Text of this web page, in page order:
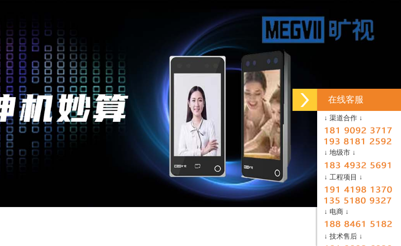
在线客服
↓ 渠道合作 ↓
↓ 地级市 ↓
↓ 工程项目 ↓
↓ 电商 ↓
↓ 技术售后 ↓